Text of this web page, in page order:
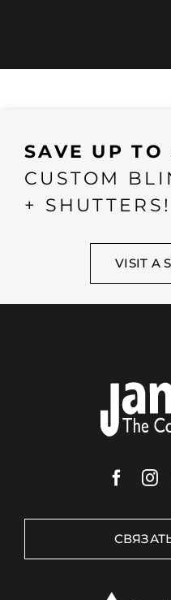
SAVE UP TO
CUSTOM
+ SHUTTERS!
VISIT A